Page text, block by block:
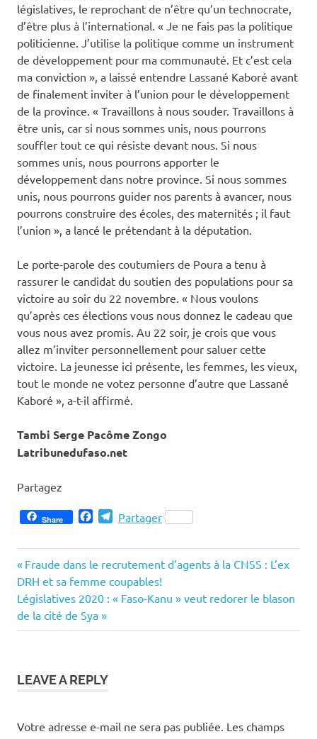
législatives, le reprochant de n’être qu’un technocrate,
d’être plus à l’international. « Je ne fais pas la politique
politicienne. J’utilise la politique comme un instrument
de développement pour ma communauté. Et c’est cela
ma conviction », a laissé entendre Lassané Kaboré avant
de finalement inviter à l’union pour le développement
de la province. « Travaillons à nous souder. Travaillons à
être unis, car si nous sommes unis, nous pourrons
souffler tout ce qui résiste devant nous. Si nous
sommes unis, nous pourrons apporter le
développement dans notre province. Si nous sommes
unis, nous pourrons guider nos parents à avancer, nous
pourrons construire des écoles, des maternités ; il faut
l’union », a lancé le prétendant à la députation.
Le porte-parole des coutumiers de Poura a tenu à
rassurer le candidat du soutien des populations pour sa
victoire au soir du 22 novembre. « Nous voulons
qu’après ces élections vous nous donnez le cadeau que
vous nous avez promis. Au 22 soir, je crois que vous
allez m’inviter personnellement pour saluer cette
victoire. La jeunesse ici présente, les femmes, les vieux,
tout le monde ne votez personne d’autre que Lassané
Kaboré », a-t-il affirmé.
Tambi Serge Pacôme Zongo
Latribunedufaso.net
Partagez
Share FacebookTelegram
Partager
Navigation
de
l’article
Previous
Post:
Fraude dans le recrutement d’agents à la CNSS : L’ex
DRH et sa femme coupables!
Next
Post:
Législatives 2020 : « Faso-Kanu » veut redorer le blason
de la cité de Sya
LEAVE A REPLY
Votre adresse e-mail ne sera pas publiée. Les champs